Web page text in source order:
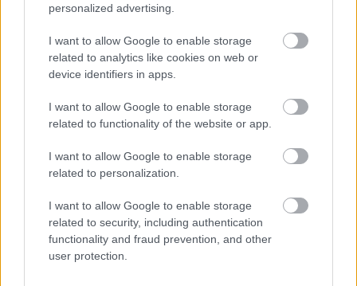
personalized advertising.
I want to allow Google to enable storage
related to analytics like cookies on web or
device identifiers in apps.
I want to allow Google to enable storage
related to functionality of the website or app.
I want to allow Google to enable storage
related to personalization.
I want to allow Google to enable storage
related to security, including authentication
functionality and fraud prevention, and other
user protection.
Qué dice la investigación sobre los efectos analgésicos del cannabis
medicinal,foto: panthermedia